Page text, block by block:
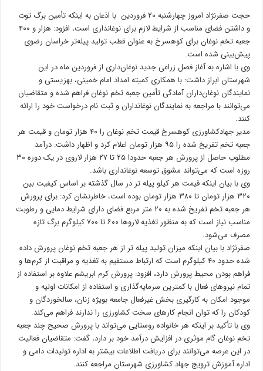
حجت صفرنژاد امروز چهارشنبه ۲۰ فروردین با اذعان به اینکه تأمین برگ توت
و داشتن فضای مناسب از شرایط لازم برای نوغانداری است، افزود: هزار و ۴۰۰
جعبه تخم نوغان برای کوهسرخ به عنوان قطب تولید پیله‌تر خراسان رضوی
پیش‌بینی شده است.
وی با اشاره به آغاز فصل زراعی جدید نوغان‌داری از فروردین ماه در این
شهرستان ابراز داشت: با همکاری کمیته امداد امام خمینی، بهزیستی و
نمایندگان نوغان‌داران آمادگی تأمین جعبه تخم نوغان فراهم شده و متقاضیان
می‌توانند با مراجعه به نمایندگان نوغانداران و ثبت نام درخواست خود را ارائه
کنند.
مدیر جهادکشاورزی کوهسرخ قیمت تخم نوغان را ۴۰ هزار تومان و قیمت هر
جعبه تخم تفریخ شده را ۹۵ هزار تومان اعلام کرد و اظهار داشت: درآمد
مطلوب حاصل از پرورش هر جعبه‌ حدودا ۲۵ تا ۲۷ هزار لاروی در یک دوره ۳۰
روزه است که می‌تواند مشوق توسعه نوغانداری باشد.
وی با بیان اینکه قیمت هر کیلو پیله تر در سال گذشته بر اساس کیفیت بین
۳۲۰ هزار تومان تا ۳۸۰ هزار تومان بوده است، خاطرنشان کرد: برای پرورش
هر جعبه تخم تفریخ شده به ۲۰ متر مربع فضای دارای شرایط دمایی و رطوبت
مناسب نیاز است که به منظور تغذیه لارو‌ها ۶۰۰ تا ۷۰۰ کیلوگرم برگ تازه
مصرف می‌شود.
صفرنژاد با بیان اینکه میزان تولید پیله تر از هر جعبه تخم نوغان پرورش داده
شده حدود ۴۰ کیلوگرم است که ارتباط مستقیم به تغذیه و مراقبت از کرم‌ها و
فراهم بودن محیط پرورش دارد، افزود: پرورش کرم ابریشم علاوه بر استفاده از
تمام نیروهای فعال با کمترین سرمایه‌گذاری و استفاده از امکانات اولیه و
موجود امکان به کارگیری بخش غیرفعال جامعه بویژه زنان، سالخوردگان و
کودکان را که توان انجام کارهای سخت کشاورزی را ندارند فراهم می‌کند.
وی با تأکید بر اینکه هر خانواده روستایی می‌تواند با پرورش صحیح چند جعبه
تخم نوغان گام موثری در افزايش درآمد خود بر دارد، گفت: متقاضیان فعالیت
در این عرصه می‌توانند برای دریافت اطلاعات بیشتر به اداره تولیدات دامی و
اداره آموزش ترویج جهاد کشاورزی شهرستان‌ مراجعه کنند.